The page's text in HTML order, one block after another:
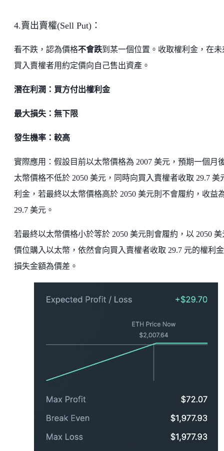
4.賣出賣權(Sell Put)：
看不跌，認為價格不會跌到某一個位置。收取權利金，在未
買入賣權者用約定價向自己售出資產。
潛在利潤：買方付出權利金
最大損失：無下限
發生機率：較高
實際應用：假設目前以太幣價格為 2007 美元，預期一個月
太幣價格不低於 2050 美元，同時向買入賣權者收取 29.7 美
利金，若最終以太幣價格高於 2050 美元則不會履約，收益
29.7 美元。
若最終以太幣價格小於等於 2050 美元則會履約，以 2050 美
價位購入以太幣，依然會向買入賣權者收取 29.7 元的權利
損失金額為價差。